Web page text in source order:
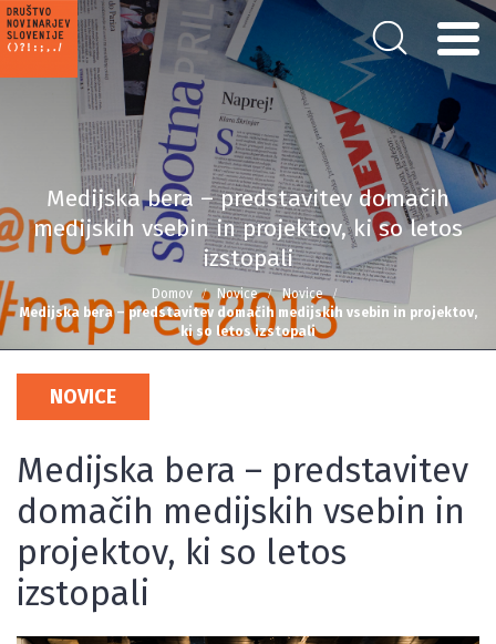
Medijska bera – predstavitev domačih
medijskih vsebin in projektov, ki so letos
izstopali
Domov Novice
Novice
Medijska bera – predstavitev domačih medijskih vsebin in projektov,
ki so letos izstopali
NOVICE
Medijska bera – predstavitev
domačih medijskih vsebin in
projektov, ki so letos
izstopali